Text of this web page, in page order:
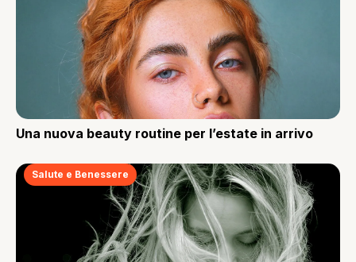
Una nuova beauty routine per l’estate in arrivo
Salute e Benessere